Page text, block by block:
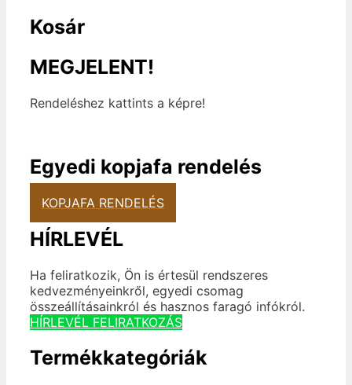
Kosár
MEGJELENT!
Rendeléshez kattints a képre!
Egyedi kopjafa rendelés
KOPJAFA RENDELÉS
HÍRLEVÉL
Ha feliratkozik, Ön is értesül rendszeres
kedvezményeinkről, egyedi csomag
összeállításainkról és hasznos faragó infókról.
HÍRLEVÉL FELIRATKOZÁS
Termékkategóriák